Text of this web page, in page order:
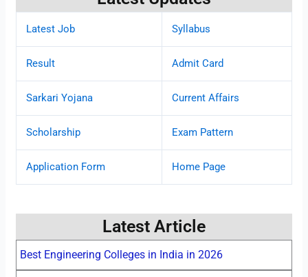
Latest Job Syllabus
Result Admit Card
Sarkari Yojana Current Affairs
Scholarship Exam Pattern
Application Form Home Page
Latest Article
Best Engineering Colleges in India in 2026